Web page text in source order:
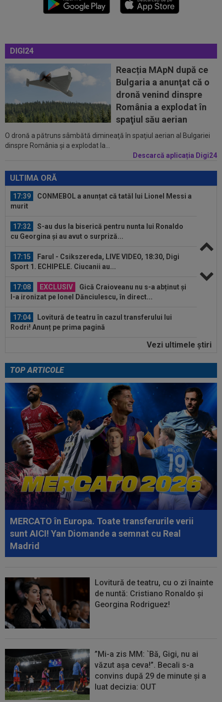
DIGI24
Reacția MApN după ce
Bulgaria a anunţat că o
dronă venind dinspre
România a explodat în
spaţiul său aerian
O dronă a pătruns sâmbătă dimineaţă în spaţiul aerian al Bulgariei
dinspre România şi a explodat la...
Descarcă aplicația Digi24
ULTIMA ORĂ
Farul - Csikszereda, LIVE VIDEO, 18:30, Digi
17:08 EXCLUSIV
Gică Craioveanu nu s-a abținut și
l-a ironizat pe Ionel Dănciulescu, în direct...
17:04
Lovitură de teatru în cazul transferului lui
Rodri! Anunț pe prima pagină
17:04
Dan Petrescu a rupt tăcerea despre situația
dezastruoasă de la CFR Cluj: ”Te...
16:54
Cristi Chivu a spus lucrurilor pe nume, după
Juventus - Inter 1-2: "Nu mi-a...
FCSB și nu s-a ferit de cuvinte
17:39
CONMEBOL a anunțat că tatăl lui Lionel Messi a
murit
17:32
S-au dus la biserică pentru nunta lui Ronaldo
cu Georgina și au avut o surpriză...
17:15
Farul - Csikszereda, LIVE VIDEO, 18:30, Digi
Sport 1. ECHIPELE. Ciucanii au...
17:08 EXCLUSIV
Gică Craioveanu nu s-a abținut și
l-a ironizat pe Ionel Dănciulescu, în direct...
17:04
Lovitură de teatru în cazul transferului lui
Rodri! Anunț pe prima pagină
Dan Petrescu a rupt tăcerea despre situația
16:54
Cristi Chivu a spus lucrurilor pe nume, după
Juventus - Inter 1-2: "Nu mi-a...
17:42
Giovanni Becali a vorbit despre situația de la
FCSB și nu s-a ferit de cuvinte
17:39
CONMEBOL a anunțat că tatăl lui Lionel Messi a
murit
17:32
S-au dus la biserică pentru nunta lui Ronaldo
cu Georgina și au avut o surpriză...
17:15
Farul - Csikszereda, LIVE VIDEO, 18:30, Digi
Sport 1. ECHIPELE. Ciucanii au...
17:08 EXCLUSIV
Gică Craioveanu nu s-a abținut și
l-a ironizat pe Ionel Dănciulescu, în direct...
Vezi ultimele ştiri
TOP ARTICOLE
MERCATO în Europa. Toate transferurile verii
sunt AICI! Yan Diomande a semnat cu Real
Madrid
Lovitură de teatru, cu o zi înainte
de nuntă: Cristiano Ronaldo și
Georgina Rodriguez!
”Mi-a zis MM: `Bă, Gigi, nu ai
văzut așa ceva!”. Becali s-a
convins după 29 de minute și a
luat decizia: OUT